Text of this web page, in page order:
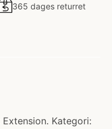
365 dages returret
Kategori: